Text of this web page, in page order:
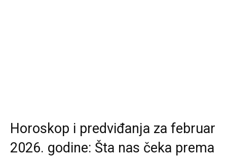
Horoskop i predviđanja za februar
2026. godine: Šta nas čeka prema